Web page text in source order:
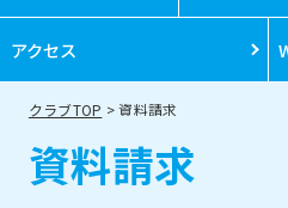
アクセス
クラブTOP 資料請求
資料請求